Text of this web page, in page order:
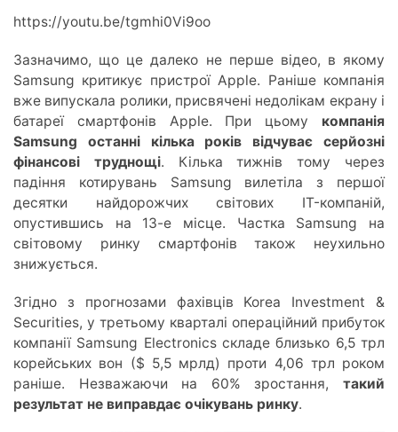
https://youtu.be/tgmhi0Vi9oo
Зазначимо, що це далеко не перше відео, в якому
Samsung критикує пристрої Apple. Раніше компанія
вже випускала ролики, присвячені недолікам екрану і
батареї смартфонів Apple. При цьому компанія
Samsung останні кілька років відчуває серйозні
фінансові труднощі. Кілька тижнів тому через
падіння котирувань Samsung вилетіла з першої
десятки найдорожчих світових IT-компаній,
опустившись на 13-е місце. Частка Samsung на
світовому ринку смартфонів також неухильно
знижується.
Згідно з прогнозами фахівців Korea Investment &
Securities, у третьому кварталі операційний прибуток
компанії Samsung Electronics складе близько 6,5 трл
корейських вон ($ 5,5 мрлд) проти 4,06 трл роком
раніше. Незважаючи на 60% зростання, такий
результат не виправдає очікувань ринку.